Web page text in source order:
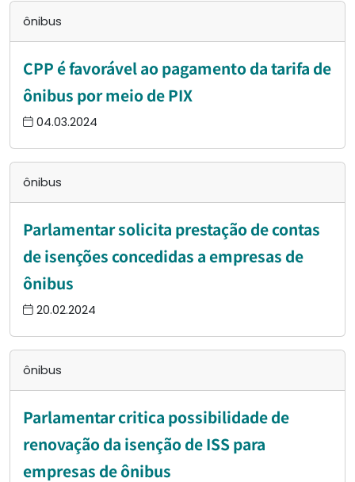
ônibus
CPP é favorável ao pagamento da tarifa de
ônibus por meio de PIX
04.03.2024
ônibus
Parlamentar solicita prestação de contas
de isenções concedidas a empresas de
ônibus
20.02.2024
ônibus
Parlamentar critica possibilidade de
renovação da isenção de ISS para
empresas de ônibus